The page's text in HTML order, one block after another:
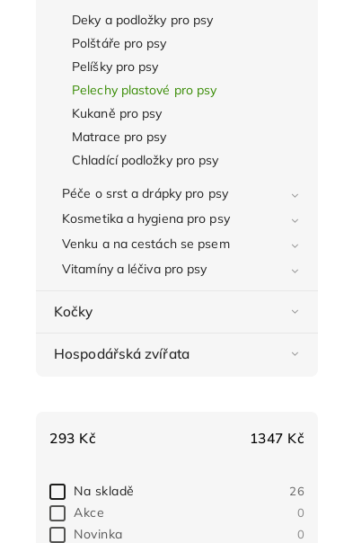
Deky a podložky pro psy
Polštáře pro psy
Pelíšky pro psy
Pelechy plastové pro psy
Kukaně pro psy
Matrace pro psy
Chladící podložky pro psy
Péče o srst a drápky pro psy
Kosmetika a hygiena pro psy
Venku a na cestách se psem
Vitamíny a léčiva pro psy
Kočky
Hospodářská zvířata
293 Kč 1347 Kč
Na skladě 26
Akce 0
Novinka 0